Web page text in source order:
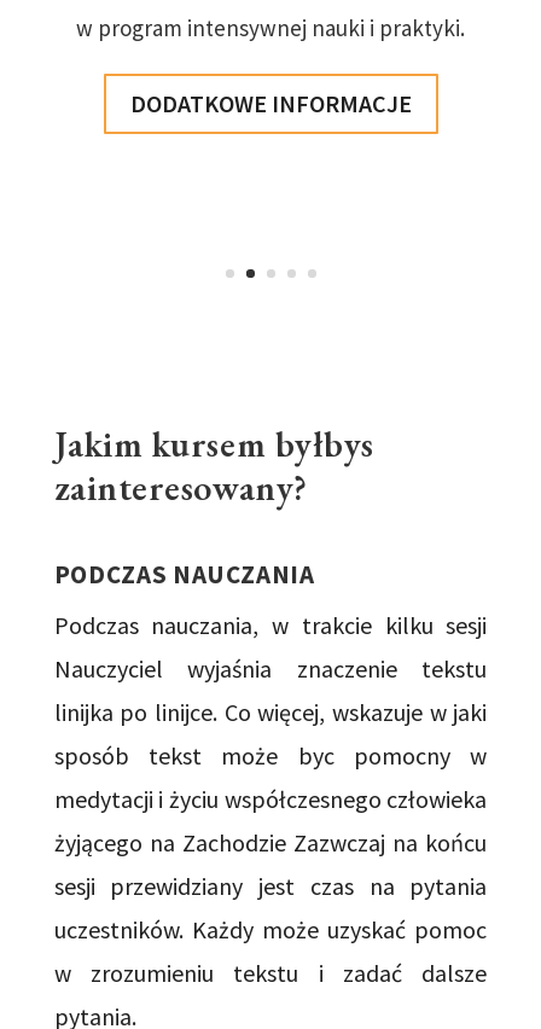
w program intensywnej nauki i praktyki.
DODATKOWE INFORMACJE
Jakim kursem byłbys
zainteresowany?
PODCZAS NAUCZANIA
Podczas nauczania, w trakcie kilku sesji
Nauczyciel wyjaśnia znaczenie tekstu
linijka po linijce. Co więcej, wskazuje w jaki
sposób tekst może byc pomocny w
medytacji i życiu współczesnego człowieka
żyjącego na Zachodzie Zazwczaj na końcu
sesji przewidziany jest czas na pytania
uczestników. Każdy może uzyskać pomoc
w zrozumieniu tekstu i zadać dalsze
pytania.